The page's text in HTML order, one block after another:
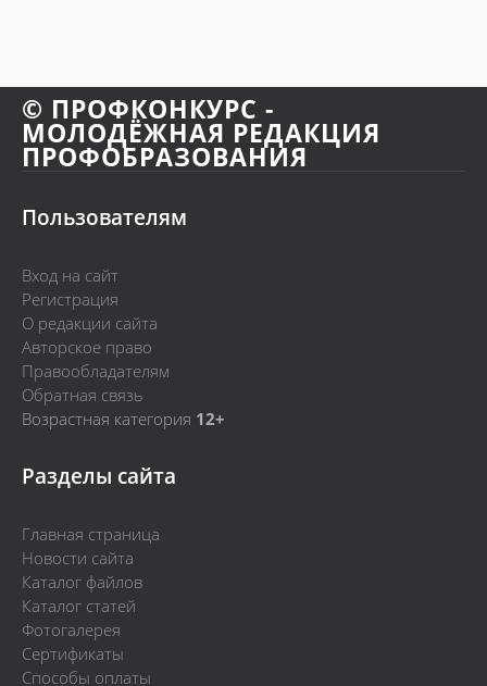
© ПРОФКОНКУРС -
МОЛОДЁЖНАЯ РЕДАКЦИЯ
ПРОФОБРАЗОВАНИЯ
Пользователям
Вход на сайт
Регистрация
О редакции сайта
Авторское право
Правообладателям
Обратная связь
Возрастная категория 12+
Разделы сайта
Главная страница
Новости сайта
Каталог файлов
Каталог статей
Фотогалерея
Сертификаты
Способы оплаты